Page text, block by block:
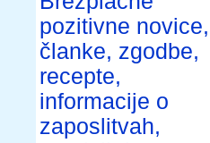
pozitivne novice,
članke, zgodbe,
recepte,
informacije o
zaposlitvah,